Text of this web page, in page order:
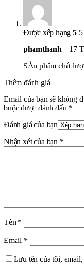
Được xếp hạng 5 5
phamthanh – 17
SẢn phẩm chất
Thêm đánh giá
Email của bạn sẽ không
buộc được đánh dấu *
Đánh giá của bạn
Nhận xét của bạn *
Tên *
Email *
Lưu tên của tôi,